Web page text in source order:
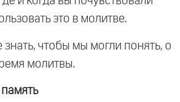
это в молитве.
знать, чтобы мы могли понять, о
молитвы.